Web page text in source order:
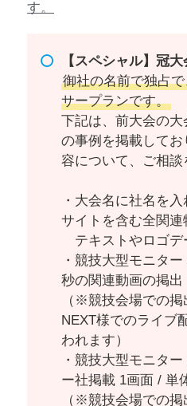
す。
【スペシャル】冠
御社の名前で独占
サープランです。
下記は、前大会の
の事例を掲載して
容について、ご相談
・大会名に社名を
サイトを含む全関連
テキストやロゴデ
・競技大型モニタ
秒の関連動画の掲出
（※競技会場での
NEXT様でのライブ
われます）
・競技大型モニタ
ー社掲載 1画面 / 単
（※競技会場での